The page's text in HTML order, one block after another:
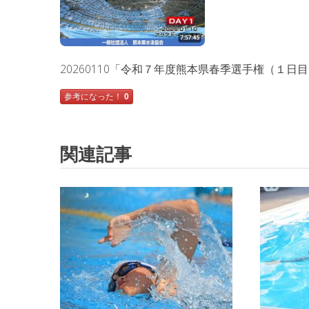
20260110「令和７年度熊本県春季選手権（１日
参考になった！ 0
関連記事